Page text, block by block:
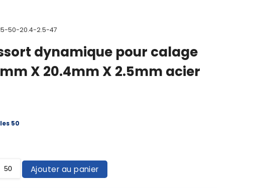
50-20.4-2.5-47
dynamique pour calage
X 20.4mm X 2.5mm acier
50
Ajouter au panier